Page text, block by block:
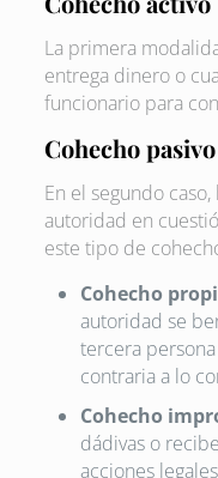
La primera
entrega dinero o
funcionario para
Cohecho pasivo
En el segundo
autoridad en
este tipo de
Cohecho
autoridad se
tercera
contraria a lo
Cohecho
dádivas o
acciones